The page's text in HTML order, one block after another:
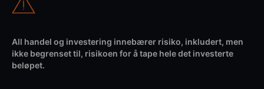
All handel og investering innebærer risiko, inkludert, men
ikke begrenset til, risikoen for å tape hele det investerte
beløpet.